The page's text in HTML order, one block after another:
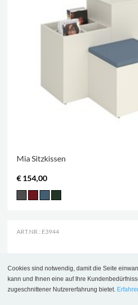
Mia Sitzkissen
€ 154,00
ART.NR.: E3944
Cookies sind notwendig, damit die Seite
kann und Ihnen eine auf Ihre
zugeschnittener Nutzererfahrung bietet.